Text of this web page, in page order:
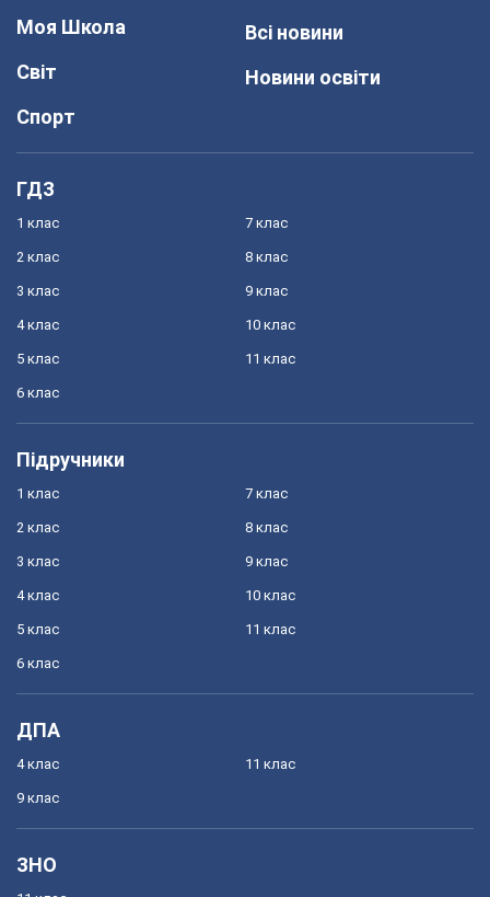
Моя Школа
Світ
Спорт
Всі новини
Новини освіти
ГДЗ
1 клас
2 клас
3 клас
4 клас
5 клас
6 клас
7 клас
8 клас
9 клас
10 клас
11 клас
Підручники
1 клас
2 клас
3 клас
4 клас
5 клас
6 клас
7 клас
8 клас
9 клас
10 клас
11 клас
ДПА
4 клас
9 клас
11 клас
ЗНО